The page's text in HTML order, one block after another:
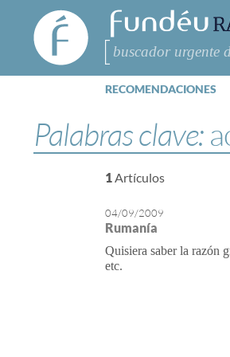
FundéuRAE
- Fundación
del Español
Urgente
Buscar
RECOMENDACIONES
Palabras clave:
1Artículos
04/09/2009
Rumanía
Quisiera saber la razón
etc.